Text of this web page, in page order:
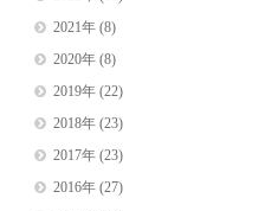
2021年(8)
2020年(8)
2019年(22)
2018年(23)
2017年(23)
2016年(27)